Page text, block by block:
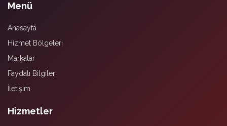
Menü
Anasayfa
Hizmet Bölgeleri
Markalar
Faydalı Bilgiler
İletişim
Hizmetler